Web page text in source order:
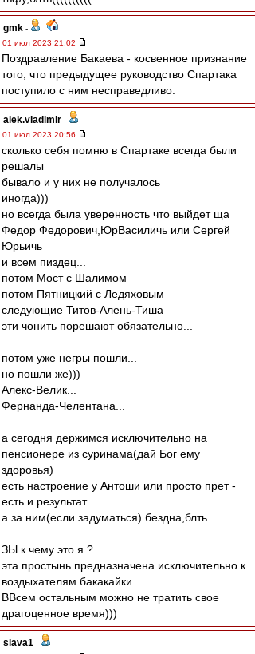
gmk -
01 июл 2023 21:02
Поздравление Бакаева - косвенное признание
того, что предыдущее руководство Спартака
поступило с ним несправедливо.
alek.vladimir -
01 июл 2023 20:56
сколько себя помню в Спартаке всегда были
решалы
бывало и у них не получалось
иногда)))
но всегда была уверенность что выйдет ща
Федор Федорович,ЮрВасиличь или Сергей
Юрьичь
и всем пиздец...
потом Мост с Шалимом
потом Пятницкий с Ледяховым
следующие Титов-Алень-Тиша
эти чонить порешают обязательно...
потом уже негры пошли...
но пошли же)))
Алекс-Велик...
Фернанда-Челентана...
а сегодня держимся исключительно на
пенсионере из суринама(дай Бог ему
здоровья)
есть настроение у Антоши или просто прет -
есть и результат
а за ним(если задуматься) бездна,блть...
ЗЫ к чему это я ?
эта простынь предназначена исключительно к
воздыхателям бакакайки
ВВсем остальным можно не тратить свое
драгоценное время)))
slava1 -